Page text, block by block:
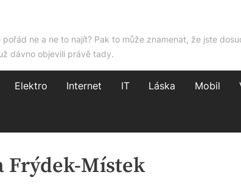
ne a ne to najít? Pak to může znamenat, že jste
dávno objevili právě tady.
Elektro Internet IT Láska Mobil
Frýdek-Místek